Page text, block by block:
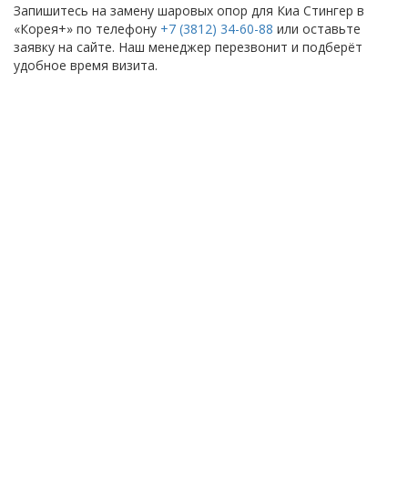
Запишитесь на замену шаровых опор для Киа Стингер в
«Корея+» по телефону +7 (3812) 34-60-88 или оставьте
заявку на сайте. Наш менеджер перезвонит и подберёт
удобное время визита.